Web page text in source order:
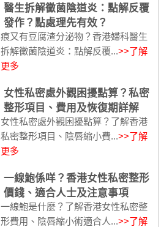
醫生拆解黴菌陰道炎：點解反覆
發作？點處理先有效？
痕又有豆腐渣分泌物？香港婦科醫生
拆解黴菌陰道炎：點解反覆...>>了解
更多
女性私密處外觀困擾點算？私密
整形項目、費用及恢復期詳解
女性私密處外觀困擾點算？了解香港
私密整形項目、陰唇縮小費...>>了解
更多
一線鮑係咩？香港女性私密整形
價錢、適合人士及注意事項
一線鮑是什麼？了解香港女性私密整
形費用、陰唇縮小術適合人...>>了解